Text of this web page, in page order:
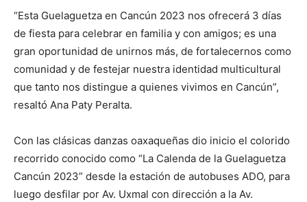
“Esta Guelaguetza en Cancún 2023 nos ofrecerá 3 días
de fiesta para celebrar en familia y con amigos; es una
gran oportunidad de unirnos más, de fortalecernos como
comunidad y de festejar nuestra identidad multicultural
que tanto nos distingue a quienes vivimos en Cancún”,
resaltó Ana Paty Peralta.
Con las clásicas danzas oaxaqueñas dio inicio el colorido
recorrido conocido como “La Calenda de la Guelaguetza
Cancún 2023” desde la estación de autobuses ADO, para
luego desfilar por Av. Uxmal con dirección a la Av.